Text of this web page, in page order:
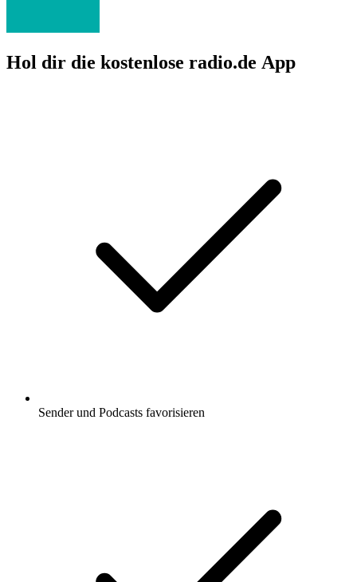
Hol dir die kostenlose radio.de App
Sender und Podcasts favorisieren